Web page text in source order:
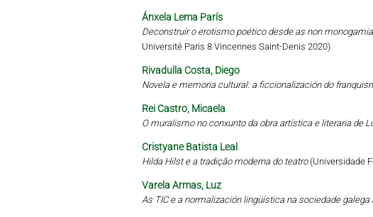
Ánxela Lema París
Deconstruír o erotismo poético desde as non
Université Paris 8 Vincennes Saint-Denis 2020)
Rivadulla Costa, Diego
Novela e memoria cultural: a ficcionalización do
Rei Castro, Micaela
O muralismo no conxunto da obra artística e literaria de
Cristyane Batista Leal
Hilda Hilst e a tradição moderna do teatro(Universidade
Varela Armas, Luz
As TIC e a normalización lingüística na sociedade